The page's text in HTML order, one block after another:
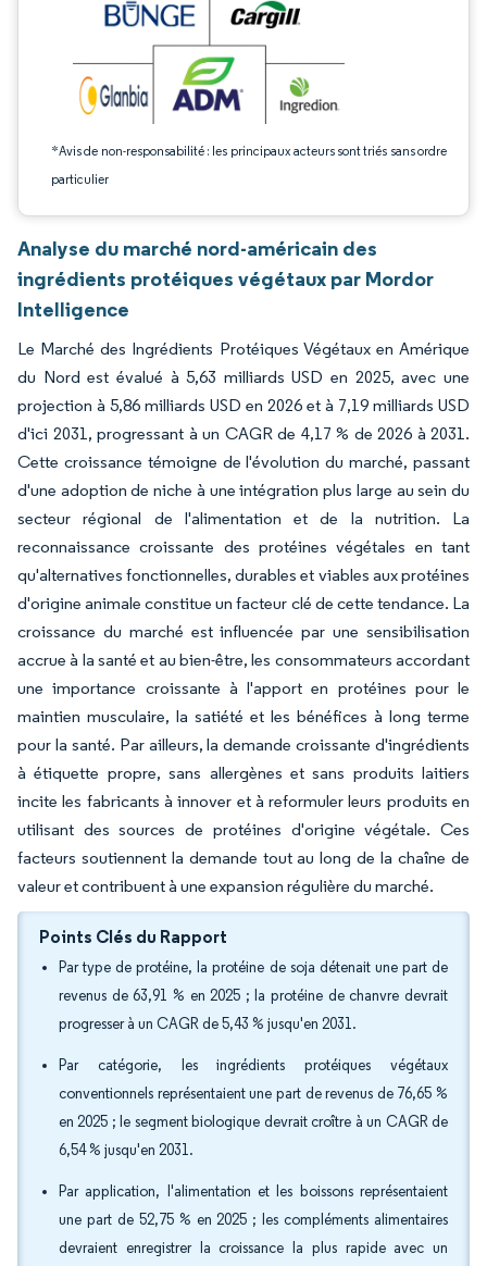
*Avis de non-responsabilité : les principaux acteurs sont triés sans ordre
particulier
Analyse du marché nord-américain des
ingrédients protéiques végétaux par Mordor
Intelligence
Le Marché des Ingrédients Protéiques Végétaux en Amérique
du Nord est évalué à 5,63 milliards USD en 2025, avec une
projection à 5,86 milliards USD en 2026 et à 7,19 milliards USD
d'ici 2031, progressant à un CAGR de 4,17 % de 2026 à 2031.
Cette croissance témoigne de l'évolution du marché, passant
d'une adoption de niche à une intégration plus large au sein du
secteur régional de l'alimentation et de la nutrition. La
reconnaissance croissante des protéines végétales en tant
qu'alternatives fonctionnelles, durables et viables aux protéines
d'origine animale constitue un facteur clé de cette tendance. La
croissance du marché est influencée par une sensibilisation
accrue à la santé et au bien-être, les consommateurs accordant
une importance croissante à l'apport en protéines pour le
maintien musculaire, la satiété et les bénéfices à long terme
pour la santé. Par ailleurs, la demande croissante d'ingrédients
à étiquette propre, sans allergènes et sans produits laitiers
incite les fabricants à innover et à reformuler leurs produits en
utilisant des sources de protéines d'origine végétale. Ces
facteurs soutiennent la demande tout au long de la chaîne de
valeur et contribuent à une expansion régulière du marché.
Points Clés du Rapport
Par type de protéine, la protéine de soja détenait une part de
revenus de 63,91 % en 2025 ; la protéine de chanvre devrait
progresser à un CAGR de 5,43 % jusqu'en 2031.
Par catégorie, les ingrédients protéiques végétaux
conventionnels représentaient une part de revenus de 76,65 %
en 2025 ; le segment biologique devrait croître à un CAGR de
6,54 % jusqu'en 2031.
Par application, l'alimentation et les boissons représentaient
une part de 52,75 % en 2025 ; les compléments alimentaires
devraient enregistrer la croissance la plus rapide avec un